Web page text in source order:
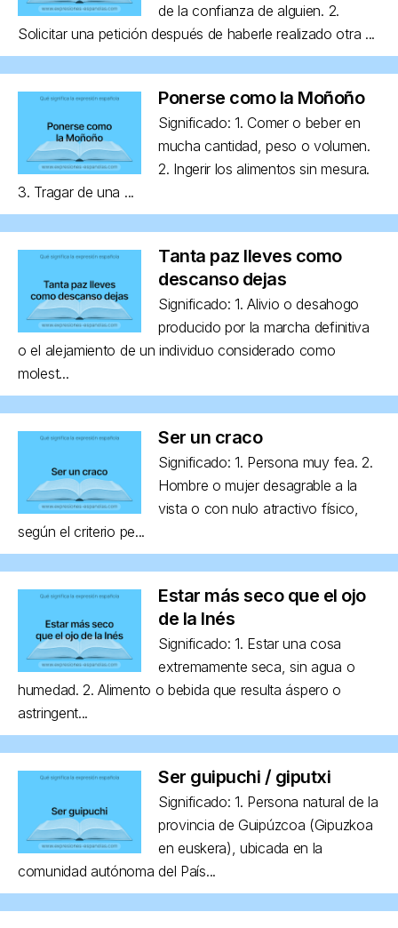
de la confianza de alguien. 2.
Solicitar una petición después de haberle realizado otra ...
Ponerse como la Moñoño
Significado: 1. Comer o beber en
mucha cantidad, peso o volumen.
2. Ingerir los alimentos sin mesura.
3. Tragar de una ...
Tanta paz lleves como
descanso dejas
Significado: 1. Alivio o desahogo
producido por la marcha definitiva
o el alejamiento de un individuo considerado como
molest...
Ser un craco
Significado: 1. Persona muy fea. 2.
Hombre o mujer desagrable a la
vista o con nulo atractivo físico,
según el criterio pe...
Estar más seco que el ojo
de la Inés
Significado: 1. Estar una cosa
extremamente seca, sin agua o
humedad. 2. Alimento o bebida que resulta áspero o
astringent...
Ser guipuchi / giputxi
Significado: 1. Persona natural de la
provincia de Guipúzcoa (Gipuzkoa
en euskera), ubicada en la
comunidad autónoma del País...